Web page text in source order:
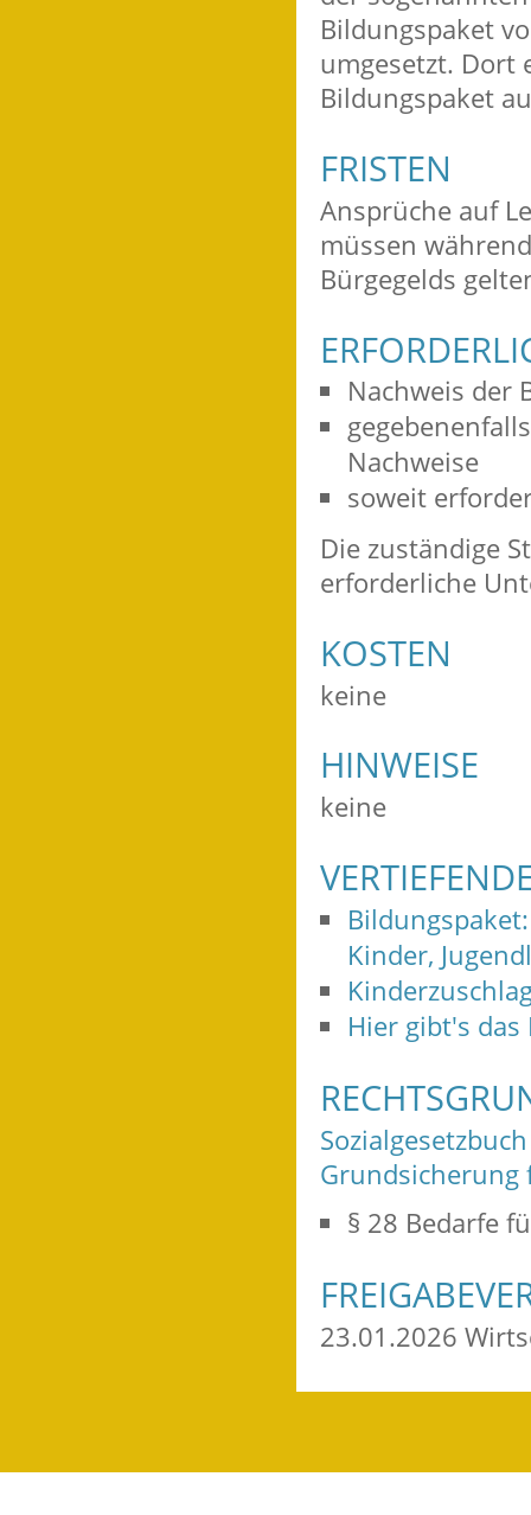
Bildungspaket
umgesetzt. Dort
Bildungspaket
FRISTEN
Ansprüche auf
müssen
Bürgegelds
Nachweis der
Nachweise
soweit
Die zuständige
erforderliche
KOSTEN
keine
HINWEISE
keine
Kinder,
Hier gibt's
Grundsicherung
§ 28 Bedarfe
23.01.2026